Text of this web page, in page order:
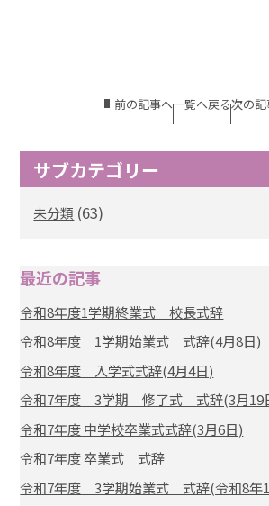
前の記事へ一覧へ戻る次の記
サブカテゴリー
未分類 (63)
最近の記事
令和8年度1学期終業式 校長式辞
令和8年度 1学期始業式 式辞(4月8日)
令和8年度 入学式式辞(4月4日)
令和7年度 3学期 修了式 式辞(3月19
令和7年度 中学校卒業式式辞(3月6日)
令和7年度 卒業式 式辞
令和7年度 3学期始業式 式辞(令和8年